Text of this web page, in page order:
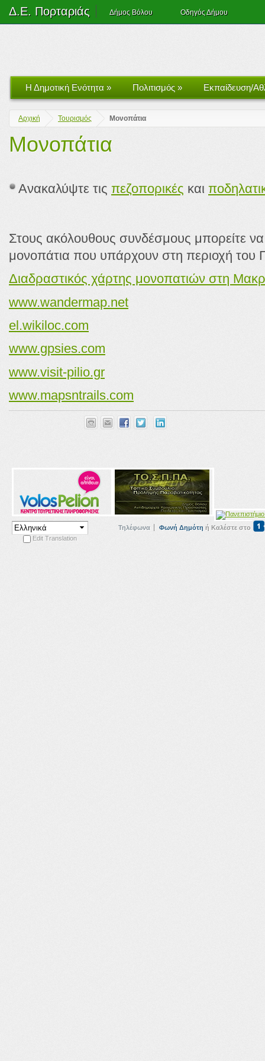
Δ.Ε. Πορταριάς Δήμος Βόλου Οδηγός Δήμου
Η Δημοτική Ενότητα » Πολιτισμός » Εκπαίδευση/
Αρχική Τουρισμός Μονοπάτια
Μονοπάτια
Ανακαλύψτε τις πεζοπορικές και
Στους ακόλουθους συνδέσμους μπορείτε να
μονοπάτια που υπάρχουν στη περιοχή του
Διαδραστικός χάρτης μονοπατιών στη
www.wandermap.net
el.wikiloc.com
www.gpsies.com
www.visit-pilio.gr
www.mapsntrails.com
Edit Translation
Τηλέφωνα Φωνή Δημότη ή Καλέστε στο